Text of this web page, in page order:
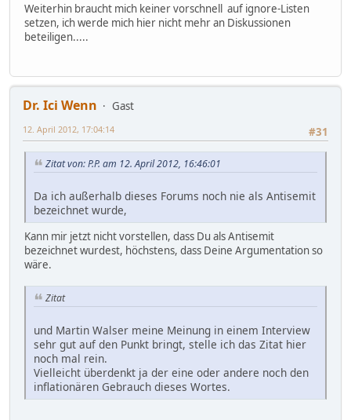
Weiterhin braucht mich keiner vorschnell auf ignore-Listen
setzen, ich werde mich hier nicht mehr an Diskussionen
beteiligen.....
Dr. Ici Wenn
Gast
#31
12. April 2012, 17:04:14
Zitat von: P.P. am 12. April 2012, 16:46:01
Da ich außerhalb dieses Forums noch nie als Antisemit
bezeichnet wurde,
Kann mir jetzt nicht vorstellen, dass Du als Antisemit
bezeichnet wurdest, höchstens, dass Deine Argumentation so
wäre.
Zitat
und Martin Walser meine Meinung in einem Interview
sehr gut auf den Punkt bringt, stelle ich das Zitat hier
noch mal rein.
Vielleicht überdenkt ja der eine oder andere noch den
inflationären Gebrauch dieses Wortes.